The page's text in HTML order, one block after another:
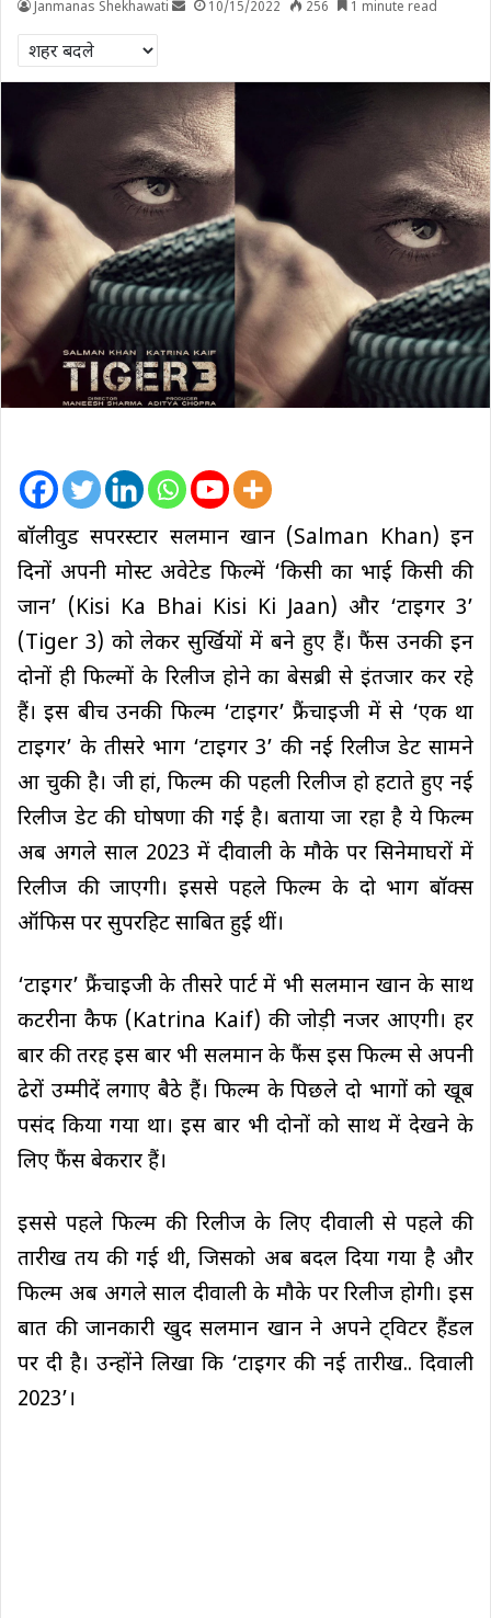
Janmanas Shekhawati 10/15/2022 256 1 minute read
बॉलीवुड सपरस्टार सलमान खान (Salman Khan) इन
दिनों अपनी मोस्ट अवेटेड फिल्में ‘किसी का भाई किसी की
जान’ (Kisi Ka Bhai Kisi Ki Jaan) और ‘टाइगर 3’
(Tiger 3) को लेकर सुर्खियों में बने हुए हैं। फैंस उनकी इन
दोनों ही फिल्मों के रिलीज होने का बेसब्री से इंतजार कर रहे
हैं। इस बीच उनकी फिल्म ‘टाइगर’ फ्रैंचाइजी में से ‘एक था
टाइगर’ के तीसरे भाग ‘टाइगर 3’ की नई रिलीज डेट सामने
आ चुकी है। जी हां, फिल्म की पहली रिलीज हो हटाते हुए नई
रिलीज डेट की घोषणा की गई है। बताया जा रहा है ये फिल्म
अब अगले साल 2023 में दीवाली के मौके पर सिनेमाघरों में
रिलीज की जाएगी। इससे पहले फिल्म के दो भाग बॉक्स
ऑफिस पर सुपरहिट साबित हुई थीं।
‘टाइगर’ फ्रैंचाइजी के तीसरे पार्ट में भी सलमान खान के साथ
कटरीना कैफ (Katrina Kaif) की जोड़ी नजर आएगी। हर
बार की तरह इस बार भी सलमान के फैंस इस फिल्म से अपनी
ढेरों उम्मीदें लगाए बैठे हैं। फिल्म के पिछले दो भागों को खूब
पसंद किया गया था। इस बार भी दोनों को साथ में देखने के
लिए फैंस बेकरार हैं।
इससे पहले फिल्म की रिलीज के लिए दीवाली से पहले की
तारीख तय की गई थी, जिसको अब बदल दिया गया है और
फिल्म अब अगले साल दीवाली के मौके पर रिलीज होगी। इस
बात की जानकारी खुद सलमान खान ने अपने ट्विटर हैंडल
पर दी है। उन्होंने लिखा कि ‘टाइगर की नई तारीख.. दिवाली
2023’।